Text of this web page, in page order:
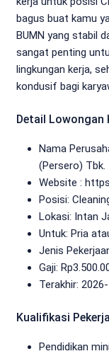
bagus buat kamu
BUMN yang stabil
sangat penting
lingkungan kerja,
kondusif bagi
Detail Lowongan
Nama
(Persero) Tbk.
Website :
Posisi:
Lokasi: Intan
Untuk: Pria
Jenis
Gaji: Rp
Terakhir:
Kualifikasi Pekerja
Pendidikan